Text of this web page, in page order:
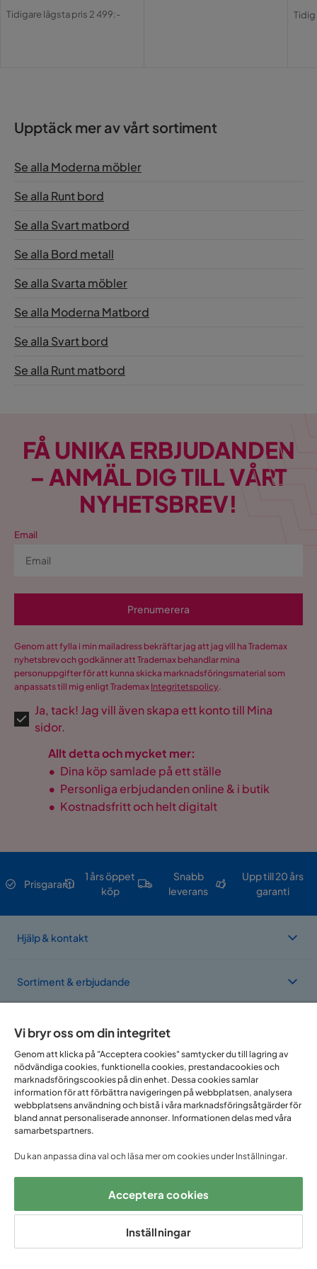
Pris
Original
Tidigare lägsta pris 2 499:-
Upptäck mer av vårt sortiment
Se alla Moderna möbler
Se alla Runt bord
Se alla Svart matbord
Se alla Bord metall
Se alla Svarta möbler
Se alla Moderna Matbord
Se alla Svart bord
Se alla Runt matbord
FÅ UNIKA ERBJUDANDEN
– ANMÄL DIG TILL VÅRT
NYHETSBREV!
Email
Prenumerera
Genom att fylla i min mailadress bekräftar jag att jag vill ha Trademax
nyhetsbrev och godkänner att Trademax behandlar mina
personuppgifter för att kunna skicka marknadsföringsmaterial som
anpassats till mig enligt Trademax Integritetspolicy.
Ja, tack! Jag vill även skapa ett konto till Mina
sidor.
Allt detta och mycket mer:
• Dina köp samlade på ett ställe
• Personliga erbjudanden online & i butik
• Kostnadsfritt och helt digitalt
Prisgaranti
1 års öppet
köp
Snabb
leverans
Upp till 20 års
garanti
Hjälp & kontakt
Sortiment & erbjudande
Vi finns i flera länder
Följ oss på:
Vi bryr oss om din integritet
Genom att klicka på "Acceptera cookies" samtycker du till lagring av
nödvändiga cookies, funktionella cookies, prestandacookies och
marknadsföringscookies på din enhet. Dessa cookies samlar
information för att förbättra navigeringen på webbplatsen, analysera
webbplatsens användning och bistå i våra marknadsföringsåtgärder för
bland annat personaliserade annonser. Informationen delas med våra
samarbetspartners.
Du kan anpassa dina val och läsa mer om cookies under Inställningar.
Acceptera cookies
Inställningar